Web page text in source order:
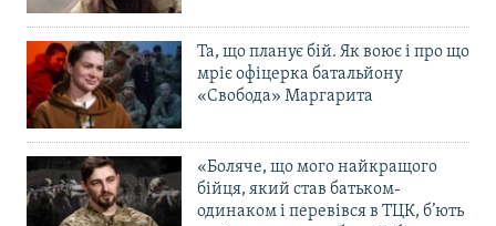
Та, що планує бій. Як воює і про що
мріє офіцерка батальйону
«Свобода» Маргарита
«Боляче, що мого найкращого
бійця, який став батьком-
одинаком і перевівся в ТЦК, б’ють